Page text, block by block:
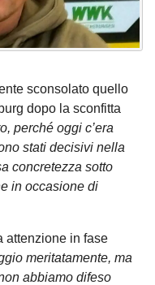
sconsolato quello
dopo la sconfitta
perché oggi c’era
stati decisivi nella
concretezza sotto
in occasione di
attenzione in fase
meritatamente, ma
abbiamo difeso